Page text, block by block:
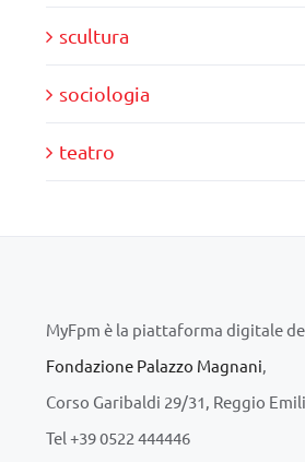
scultura
sociologia
teatro
MyFpm è la piattaforma digitale
Fondazione Palazzo Magnani
Corso Garibaldi 29/31, Reggio
Tel +39 0522 444446